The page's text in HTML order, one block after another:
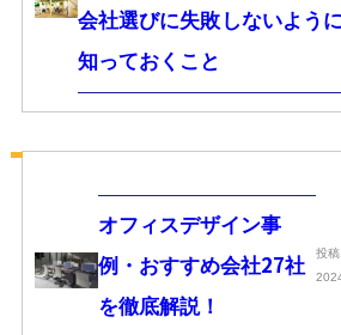
会社選びに失敗しないように
知っておくこと
オフィスデザイン事
例・おすすめ会社27社
を徹底解説！
投稿: